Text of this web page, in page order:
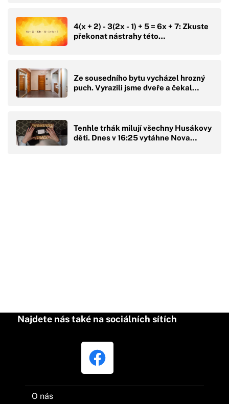
4(x + 2) - 3(2x - 1) + 5 = 6x + 7: Zkuste
překonat nástrahy této…
Ze sousedního bytu vycházel hrozný
puch. Vyrazili jsme dveře a čekal…
Tenhle trhák milují všechny Husákovy
děti. Dnes v 16:25 vytáhne Nova…
Najdete nás také na sociálních sítích
O nás